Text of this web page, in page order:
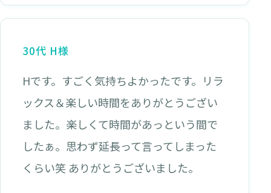
30代 H様
Hです。すごく気持ちよかったです。リラ
ックス＆楽しい時間をありがとうござい
ました。楽しくて時間があっという間で
したぁ。思わず延長って言ってしまった
くらい笑 ありがとうございました。